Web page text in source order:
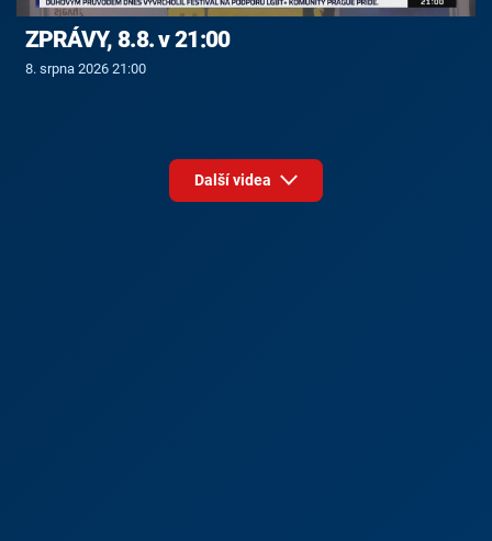
ZPRÁVY, 8.8. v 21:00
8. srpna 2026 21:00
Další videa